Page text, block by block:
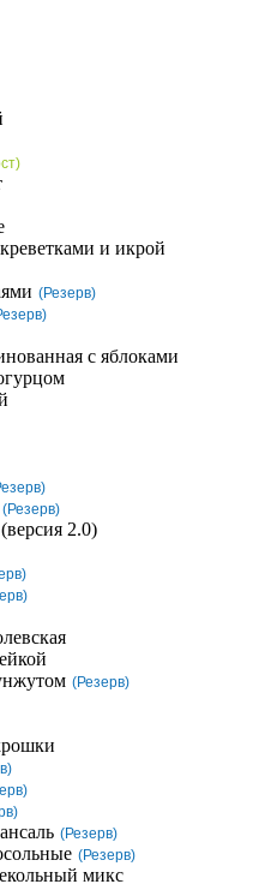
и икрой
(Резерв)
с яблоками
(Резерв)
2.0)
(Резерв)
(Резерв)
(Резерв)
микс